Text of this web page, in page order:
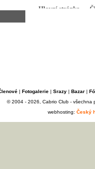
| Fotogalerie| Srazy| Bazar|
© 2004 - 2026, Cabrio Club - všechna
webhosting: Český